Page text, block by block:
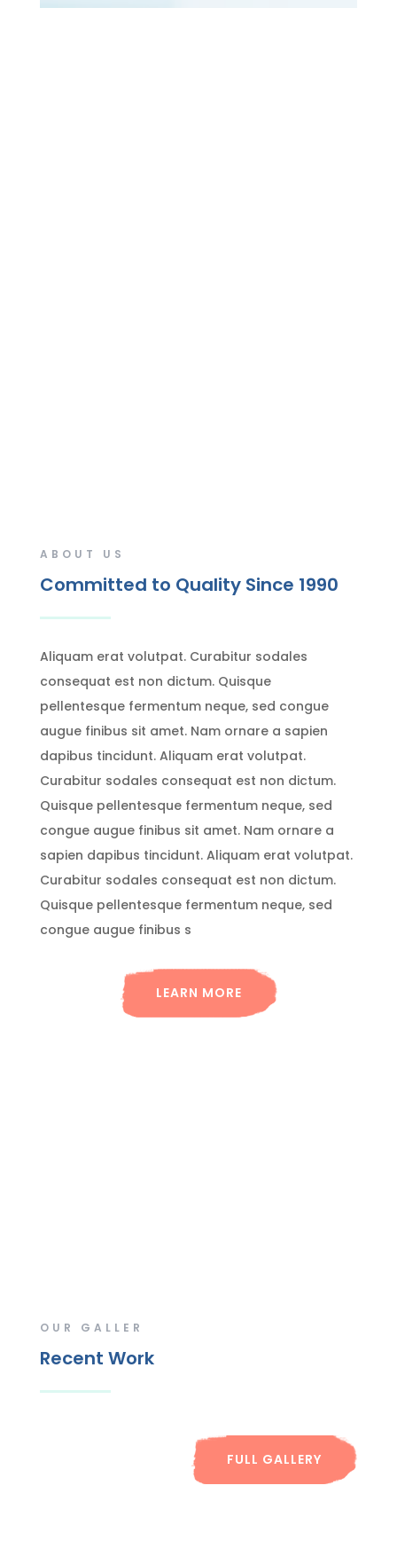
ABOUT US
Committed to Quality Since 1990
Aliquam erat volutpat. Curabitur sodales
consequat est non dictum. Quisque
pellentesque fermentum neque, sed congue
augue finibus sit amet. Nam ornare a sapien
dapibus tincidunt. Aliquam erat volutpat.
Curabitur sodales consequat est non dictum.
Quisque pellentesque fermentum neque, sed
congue augue finibus sit amet. Nam ornare a
sapien dapibus tincidunt. Aliquam erat volutpat.
Curabitur sodales consequat est non dictum.
Quisque pellentesque fermentum neque, sed
congue augue finibus s
LEARN MORE
OUR GALLER
Recent Work
FULL GALLERY